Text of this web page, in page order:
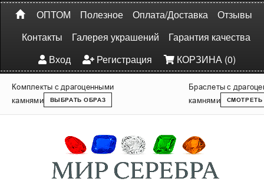
ОПТОМ Полезное Оплата/Доставка
Отзывы
Контакты
Галерея украшений
Гарантия качества
Вход
Регистрация КОРЗИНА (0)
Комплекты с драгоценными
камнями
ВЫБРАТЬ ОБРАЗ
Браслеты с
камнями
СМОТРЕТЬ